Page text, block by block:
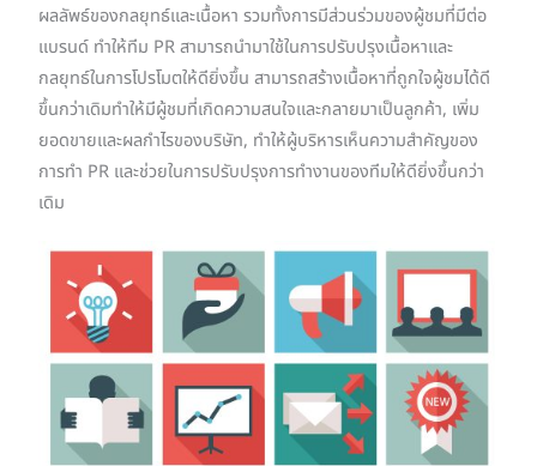
ผลลัพธ์ของกลยุทธ์และเนื้อหา รวมทั้งการมีส่วนร่วมของผู้ชมที่มีต่อ
แบรนด์ ทำให้ทีม PR สามารถนำมาใช้ในการปรับปรุงเนื้อหาและ
กลยุทธ์ในการโปรโมตให้ดียิ่งขึ้น สามารถสร้างเนื้อหาที่ถูกใจผู้ชมได้ดี
ขึ้นกว่าเดิมทำให้มีผู้ชมที่เกิดความสนใจและกลายมาเป็นลูกค้า, เพิ่ม
ยอดขายและผลกำไรของบริษัท, ทำให้ผู้บริหารเห็นความสำคัญของ
การทำ PR และช่วยในการปรับปรุงการทำงานของทีมให้ดียิ่งขึ้นกว่า
เดิม